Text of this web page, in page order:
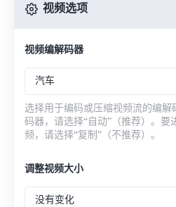
视频选项
视频编解码器
汽车
选择用于编码或压缩视频流的编
码器，请选择“自动”（推荐）。要
频，请选择“复制”（不推荐）。
调整视频大小
没有变化